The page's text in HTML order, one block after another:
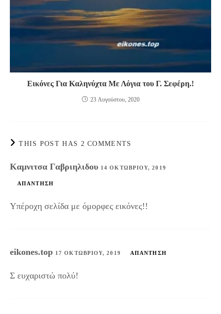
Εικόνες Για Καληνύχτα Με Λόγια του Γ. Σεφέρη.!
23 Αυγούστου, 2020
THIS POST HAS 2 COMMENTS
Καμνιτσα Γαβριηλιδου 14 ΟΚΤΩΒΡΊΟΥ, 2019
ΑΠΆΝΤΗΣΗ
Υπέροχη σελίδα με όμορφες εικόνες!!
eikones.top 17 ΟΚΤΩΒΡΊΟΥ, 2019 ΑΠΆΝΤΗΣΗ
Σ ευχαριστώ πολύ!